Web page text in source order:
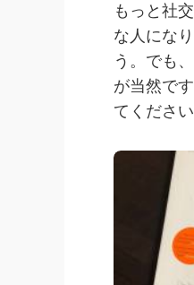
もっと社
な人にな
う。でも
が当然で
てください